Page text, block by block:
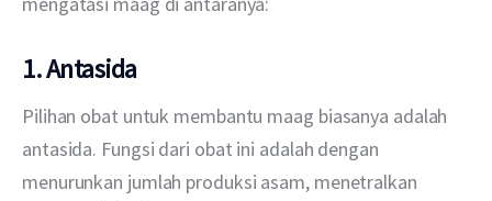
1. Antasida
Pilihan obat untuk membantu maag biasanya adalah
antasida. Fungsi dari obat ini adalah dengan
menurunkan jumlah produksi asam, menetralkan